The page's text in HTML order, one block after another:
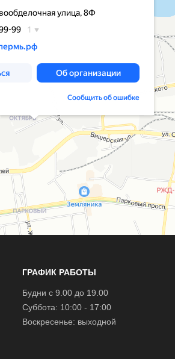
ГРАФИК РАБОТЫ
Будни с 9.00 до 19.00
Суббота: 10:00 - 17:00
Воскресенье: выходной